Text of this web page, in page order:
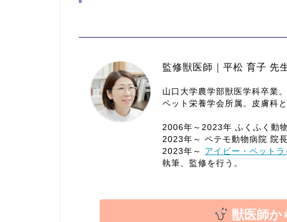
監修獣医師｜平松 育子 先
山口大学農学部獣医学科卒業
ペット栄養学会所属。皮膚科
2006年～2023年 ふくふく動
2023年～ ペテモ動物病院 院長
2023年～ アイビー・ペット
執筆、監修を行う。
獣医師か